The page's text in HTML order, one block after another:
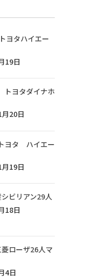
ヨタハイエー
19日
ヨタダイナホ
20日
ヨタ ハイエー
19日
ビリアン29人
18日
ローザ26人マ
4日